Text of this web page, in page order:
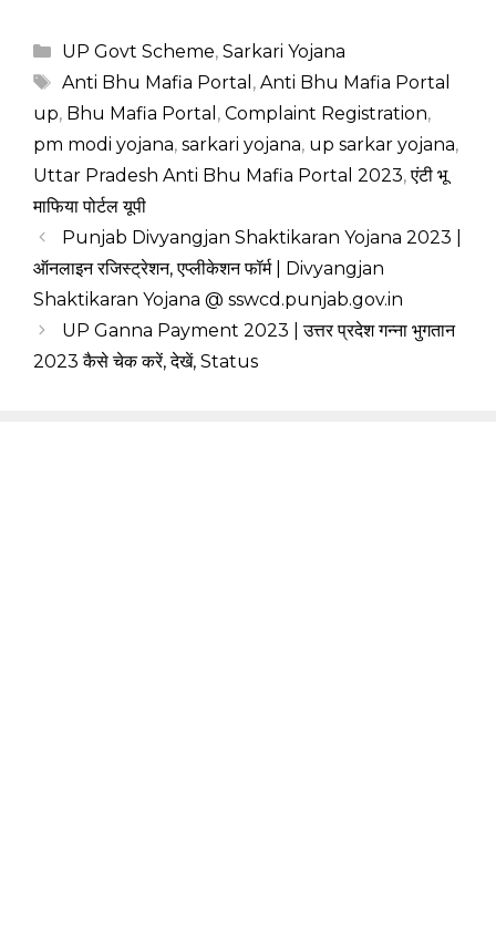
Categories
UP Govt Scheme, Sarkari Yojana
Tags
Anti Bhu Mafia Portal , Anti Bhu Mafia Portal
up, Bhu Mafia Portal , Complaint Registration,
pm modi yojana, sarkari yojana, up sarkar yojana,
Uttar Pradesh Anti Bhu Mafia Portal 2023,एंटी भू
माफिया पोर्टल यूपी
Punjab Divyangjan Shaktikaran Yojana 2023 |
ऑनलाइन रजिस्ट्रेशन, एप्लीकेशन फॉर्म | Divyangjan
Shaktikaran Yojana @ sswcd.punjab.gov.in
UP Ganna Payment 2023 | उत्तर प्रदेश गन्ना भुगतान
2023 कैसे चेक करें, देखें, Status